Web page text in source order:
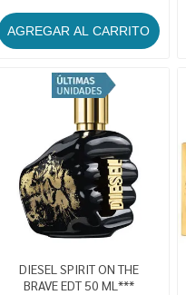
DIESEL SPIRIT ON THE
BRAVE EDT 50 ML***